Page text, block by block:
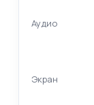
Аудио
Экран